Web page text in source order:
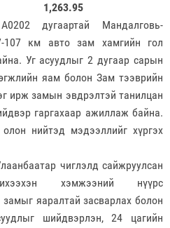
дугаартай Мандалговь-
107 км авто зам хамгийн гол
Уг асуудлыг 2 дугаар сарын
яам болон Зам тээврийн
ирж замын эвдрэлтэй танилцан
гаргахаар ажиллаж байна.
нийтэд мэдээллийг хүргэх
чиглэлд сайжруулсан
хэмжээний нүүрс
яаралтай засварлах болон
шийдвэрлэн, 24 цагийн